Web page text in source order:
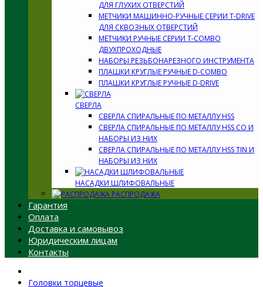
ДЛЯ ГЛУХИХ ОТВЕРСТИЙ
МЕТЧИКИ МАШИННО-РУЧНЫЕ СЕРИИ T-DRIVE
ДЛЯ СКВОЗНЫХ ОТВЕРСТИЙ
МЕТЧИКИ РУЧНЫЕ СЕРИИ T-COMBO
ДВУХПРОХОДНЫЕ
НАБОРЫ РЕЗЬБОНАРЕЗНОГО ИНСТРУМЕНТА
ПЛАШКИ КРУГЛЫЕ РУЧНЫЕ D-COMBO
ПЛАШКИ КРУГЛЫЕ РУЧНЫЕ D-DRIVE
СВЕРЛА
СВЕРЛА СПИРАЛЬНЫЕ ПО МЕТАЛЛУ HSS
СВЕРЛА СПИРАЛЬНЫЕ ПО МЕТАЛЛУ HSS CO И
НАБОРЫ ИЗ НИХ
СВЕРЛА СПИРАЛЬНЫЕ ПО МЕТАЛЛУ HSS TIN И
НАБОРЫ ИЗ НИХ
НАСАДКИ ШЛИФОВАЛЬНЫЕ
РАСПРОДАЖА
Гарантия
Оплата
Доставка и самовывоз
Юридическим лицам
Контакты
Головки торцевые